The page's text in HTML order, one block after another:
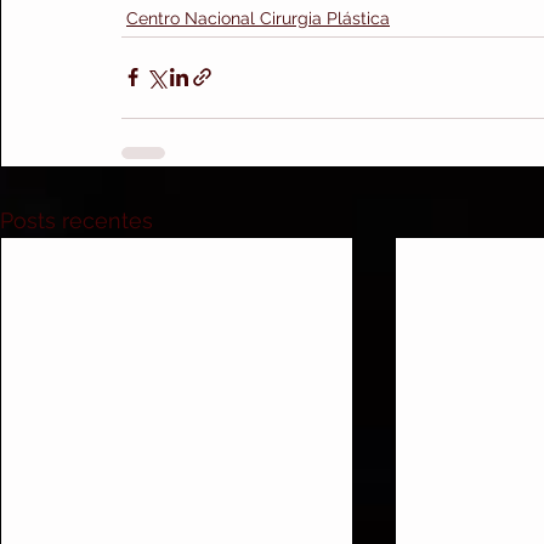
Centro Nacional Cirurgia Plástica
Posts recentes